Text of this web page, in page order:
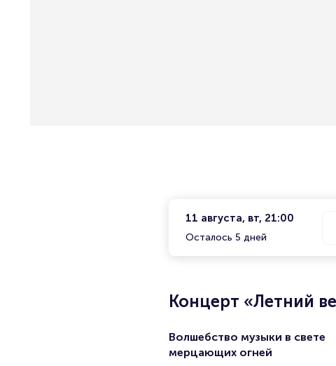
11 августа, вт, 21:00
Осталось 5 дней
Концерт «Летний
Волшебство музыки в свете
мерцающих огней